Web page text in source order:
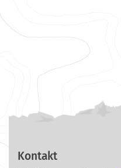
Kontakt